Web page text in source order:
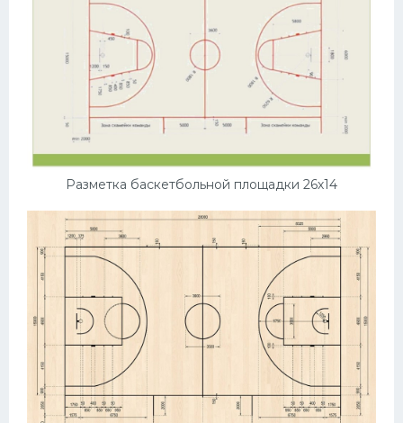
Разметка баскетбольной площадки 26х14